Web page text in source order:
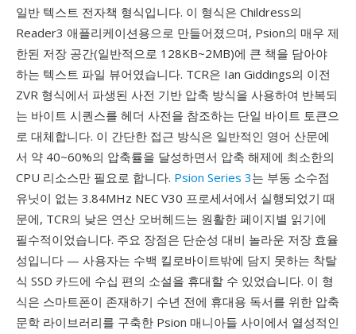
일반 텍스트 전자책 형식입니다. 이 형식은 Childress의
Reader3 애플리케이션용으로 만들어졌으며, Psion의 매우 제
한된 저장 공간(일반적으로 128KB~2MB)에 큰 책을 담아야
하는 텍스트 파일 뷰어였습니다. TCR은 Ian Giddings의 이전
ZVR 형식에서 파생된 사전 기반 압축 방식을 사용하여 반복되
는 바이트 시퀀스를 헤더 사전을 참조하는 단일 바이트 토큰으
로 대체합니다. 이 간단한 접근 방식은 일반적인 영어 산문에
서 약 40~60%의 압축률을 달성하면서 압축 해제에 최소한의
CPU 리소스만 필요로 합니다. Psion Series 3는 부동 소수점
유닛이 없는 3.84MHz NEC V30 프로세서에서 실행되었기 때
문에, TCR의 낮은 연산 오버헤드는 원활한 페이지별 읽기에
필수적이었습니다. 주요 장점은 단순성 대비 놀라운 저장 효율
성입니다 — 사용자는 수백 킬로바이트밖에 담지 못하는 착탈
식 SSD 카드에 수십 편의 소설을 휴대할 수 있었습니다. 이 형
식은 스마트폰이 존재하기 수년 전에 휴대용 독서를 위한 압축
문학 라이브러리를 구축한 Psion 매니아들 사이에서 열성적인